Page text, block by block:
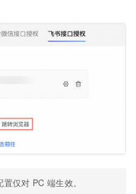
置仅对 PC 端生效。